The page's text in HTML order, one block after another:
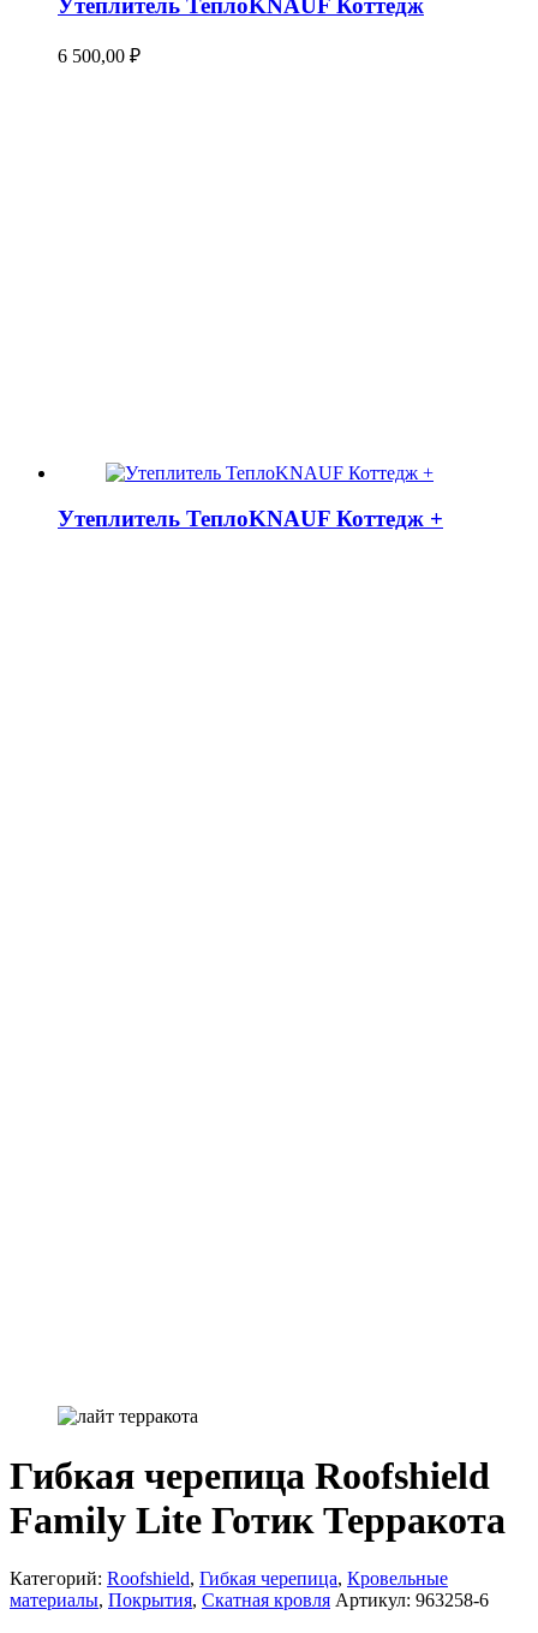
Утеплитель ТеплоKNAUF Коттедж
6 500,00 ₽
Утеплитель ТеплоKNAUF Коттедж +
Гибкая черепица Roofshield
Family Lite Готик Терракота
Категорий: Roofshield, Гибкая черепица, Кровельные
материалы, Покрытия, Скатная кровля Артикул: 963258-6